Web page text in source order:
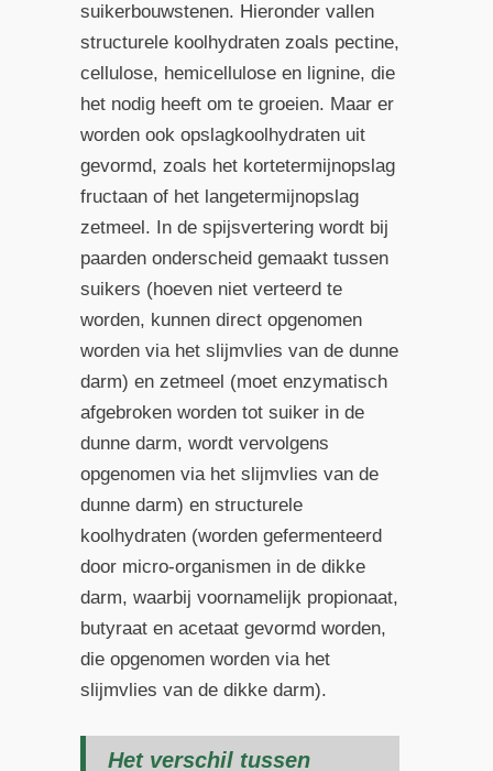
suikerbouwstenen. Hieronder vallen
structurele koolhydraten zoals pectine,
cellulose, hemicellulose en lignine, die
het nodig heeft om te groeien. Maar er
worden ook opslagkoolhydraten uit
gevormd, zoals het kortetermijnopslag
fructaan of het langetermijnopslag
zetmeel. In de spijsvertering wordt bij
paarden onderscheid gemaakt tussen
suikers (hoeven niet verteerd te
worden, kunnen direct opgenomen
worden via het slijmvlies van de dunne
darm) en zetmeel (moet enzymatisch
afgebroken worden tot suiker in de
dunne darm, wordt vervolgens
opgenomen via het slijmvlies van de
dunne darm) en structurele
koolhydraten (worden gefermenteerd
door micro-organismen in de dikke
darm, waarbij voornamelijk propionaat,
butyraat en acetaat gevormd worden,
die opgenomen worden via het
slijmvlies van de dikke darm).
Het verschil tussen